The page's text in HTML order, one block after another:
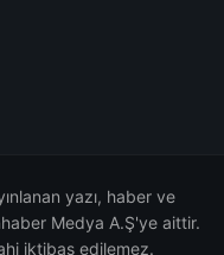
yazı, haber ve
Medya A.Ş'ye aittir.
iktibas edilemez.